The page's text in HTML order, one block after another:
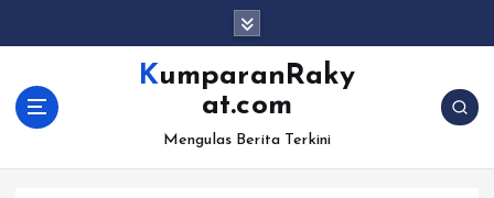
KumparanRaky
at.com
Mengulas Berita Terkini